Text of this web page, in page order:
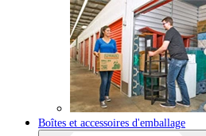
Boîtes et accessoires d'emballage